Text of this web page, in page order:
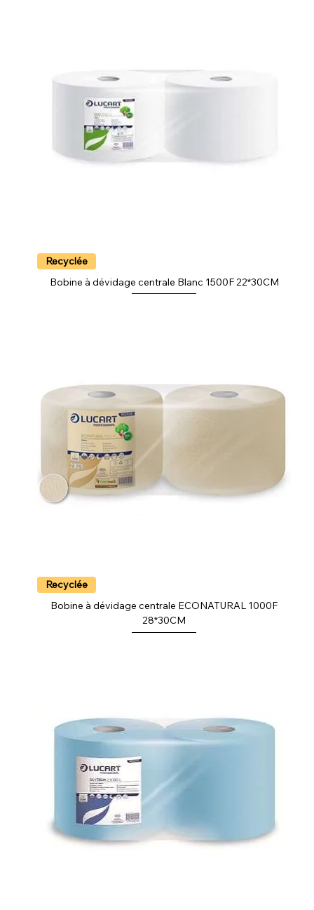
Recyclée
Bobine à dévidage centrale Blanc 1500F 22*30CM
Recyclée
Bobine à dévidage centrale ECONATURAL 1000F
28*30CM